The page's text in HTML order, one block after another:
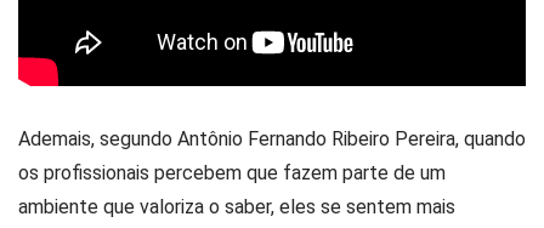
Ademais, segundo Antônio Fernando Ribeiro Pereira, quando
os profissionais percebem que fazem parte de um
ambiente que valoriza o saber, eles se sentem mais